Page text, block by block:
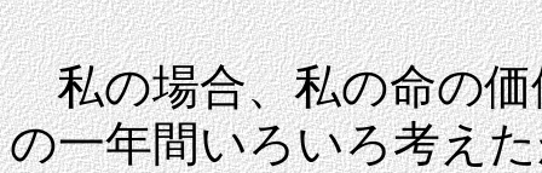
私の場合、私の命の価
の一年間いろいろ考え